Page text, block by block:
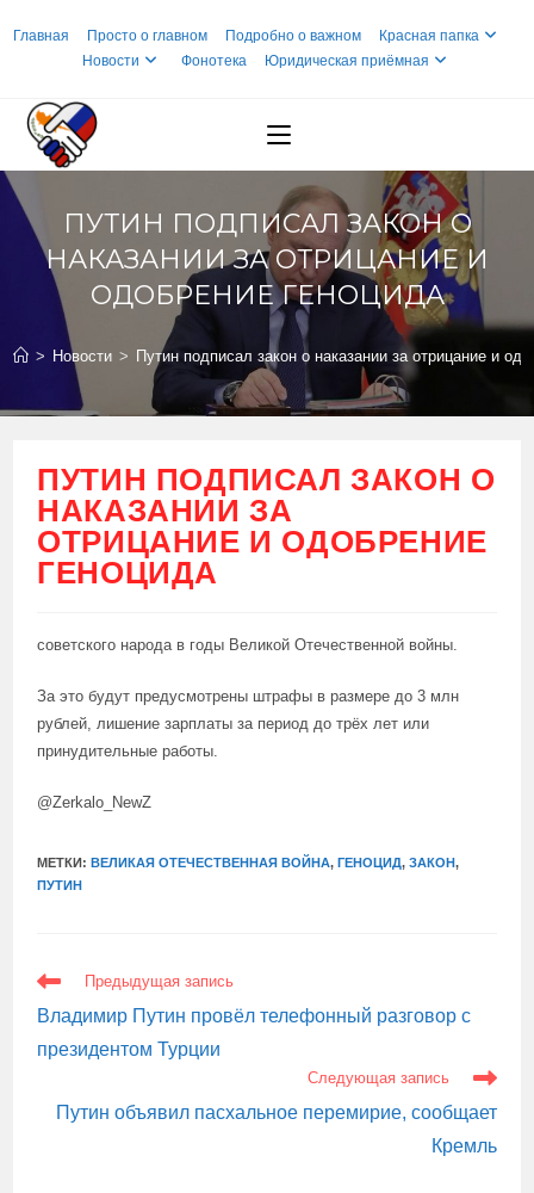
Главная Просто о главном Подробно о важном
Красная папка
Новости
Фонотека Юридическая приёмная
ПУТИН ПОДПИСАЛ ЗАКОН О
НАКАЗАНИИ ЗА ОТРИЦАНИЕ И
ОДОБРЕНИЕ ГЕНОЦИДА
> Новости > Путин подписал закон о наказании за отрицание и
ПУТИН ПОДПИСАЛ ЗАКОН О
НАКАЗАНИИ ЗА
ОТРИЦАНИЕ И ОДОБРЕНИЕ
ГЕНОЦИДА
советского народа в годы Великой Отечественной войны.
За это будут предусмотрены штрафы в размере до 3 млн
рублей, лишение зарплаты за период до трёх лет или
принудительные работы.
@Zerkalo_NewZ
МЕТКИ:ВЕЛИКАЯ ОТЕЧЕСТВЕННАЯ ВОЙНА, ГЕНОЦИД, ЗАКОН,
ПУТИН
ЕЩЕ
СТАТЬИ
Предыдущая запись
Владимир Путин провёл телефонный разговор с
президентом Турции
Следующая запись
Путин объявил пасхальное перемирие, сообщает
Кремль